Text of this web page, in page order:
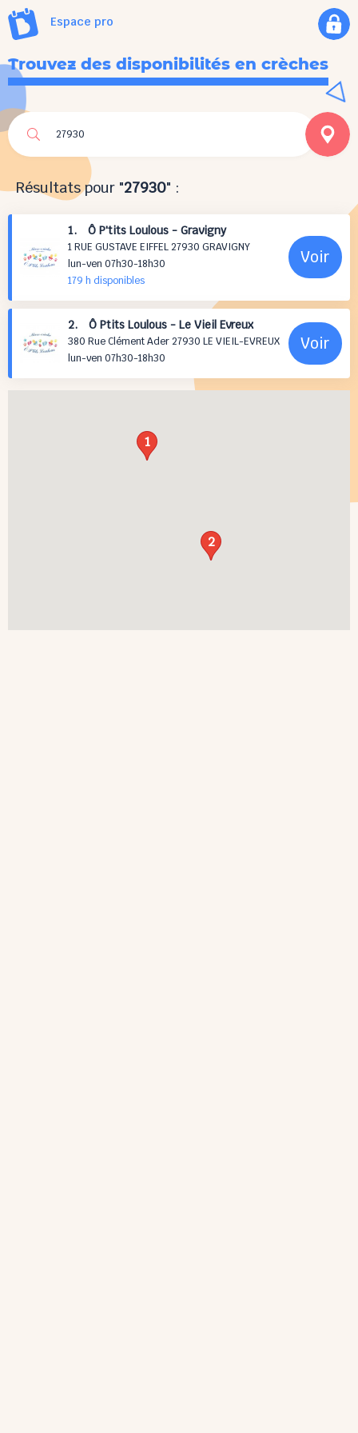
Espace pro
Trouvez des disponibilités en crèches
Résultats pour "27930" :
1. Ô P'tits Loulous - Gravigny
1 RUE GUSTAVE EIFFEL 27930 GRAVIGNY
lun-ven 07h30-18h30
179 h disponibles
Voir
2. Ô Ptits Loulous - Le Vieil Evreux
380 Rue Clément Ader 27930 LE VIEIL-EVREUX
lun-ven 07h30-18h30
Voir
1
2